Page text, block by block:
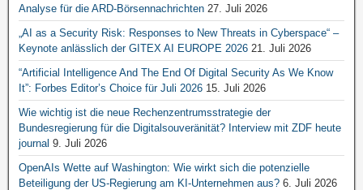
Analyse für die ARD-Börsennachrichten 27. Juli 2026
„AI as a Security Risk: Responses to New Threats in Cyberspace“ –
Keynote anlässlich der GITEX AI EUROPE 2026 21. Juli 2026
“Artificial Intelligence And The End Of Digital Security As We Know
It”: Forbes Editor’s Choice für Juli 2026 15. Juli 2026
Wie wichtig ist die neue Rechenzentrumsstrategie der
Bundesregierung für die Digitalsouveränität? Interview mit ZDF heute
journal 9. Juli 2026
OpenAIs Wette auf Washington: Wie wirkt sich die potenzielle
Beteiligung der US-Regierung am KI-Unternehmen aus? 6. Juli 2026